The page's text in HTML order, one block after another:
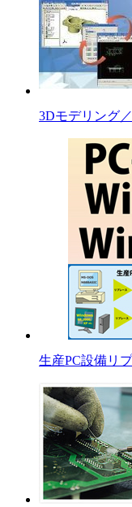
3Dモデリング
生産PC設備リ